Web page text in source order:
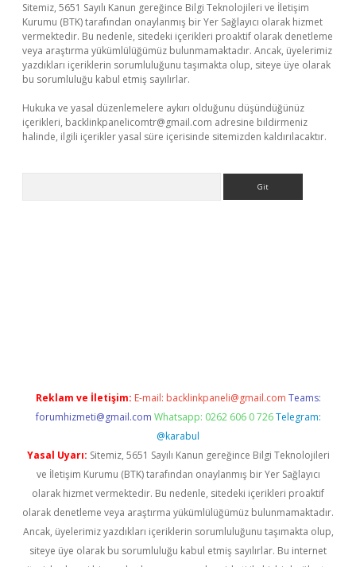
Sitemiz, 5651 Sayılı Kanun gereğince Bilgi Teknolojileri ve İletişim
Kurumu (BTK) tarafından onaylanmış bir Yer Sağlayıcı olarak hizmet
vermektedir. Bu nedenle, sitedeki içerikleri proaktif olarak denetleme
veya araştırma yükümlülüğümüz bulunmamaktadır. Ancak, üyelerimiz
yazdıkları içeriklerin sorumluluğunu taşımakta olup, siteye üye olarak
bu sorumluluğu kabul etmiş sayılırlar.
Hukuka ve yasal düzenlemelere aykırı olduğunu düşündüğünüz
içerikleri, backlinkpanelicomtr@gmail.com adresine bildirmeniz
halinde, ilgili içerikler yasal süre içerisinde sitemizden kaldırılacaktır.
Reklam ve İletişim: E-mail: backlinkpaneli@gmail.com Teams:
forumhizmeti@gmail.com Whatsapp: 0262 606 0 726 Telegram:
@karabul
Yasal Uyarı: Sitemiz, 5651 Sayılı Kanun gereğince Bilgi Teknolojileri
ve İletişim Kurumu (BTK) tarafından onaylanmış bir Yer Sağlayıcı
olarak hizmet vermektedir. Bu nedenle, sitedeki içerikleri proaktif
olarak denetleme veya araştırma yükümlülüğümüz bulunmamaktadır.
Ancak, üyelerimiz yazdıkları içeriklerin sorumluluğunu taşımakta olup,
siteye üye olarak bu sorumluluğu kabul etmiş sayılırlar. Bu internet